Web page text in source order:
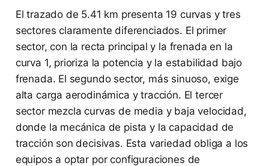
El trazado de 5.41 km presenta 19 curvas y tres
sectores claramente diferenciados. El primer
sector, con la recta principal y la frenada en la
curva 1, prioriza la potencia y la estabilidad bajo
frenada. El segundo sector, más sinuoso, exige
alta carga aerodinámica y tracción. El tercer
sector mezcla curvas de media y baja velocidad,
donde la mecánica de pista y la capacidad de
tracción son decisivas. Esta variedad obliga a los
equipos a optar por configuraciones de